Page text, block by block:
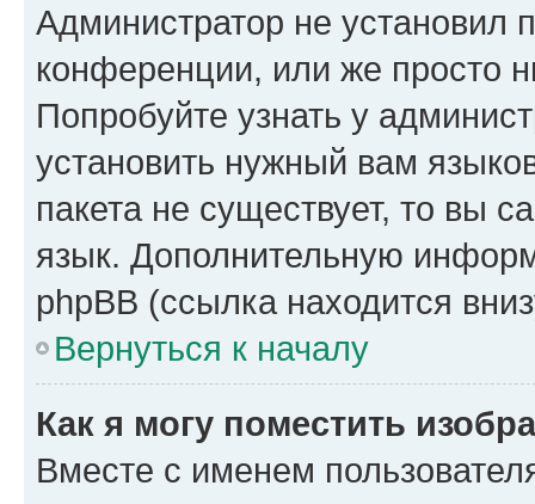
Администратор не установил
конференции, или же просто
Попробуйте узнать у
установить нужный вам
пакета не существует, то вы
язык. Дополнительную
phpBB (ссылка находится
Вернуться к началу
Как я могу поместить
Вместе с именем